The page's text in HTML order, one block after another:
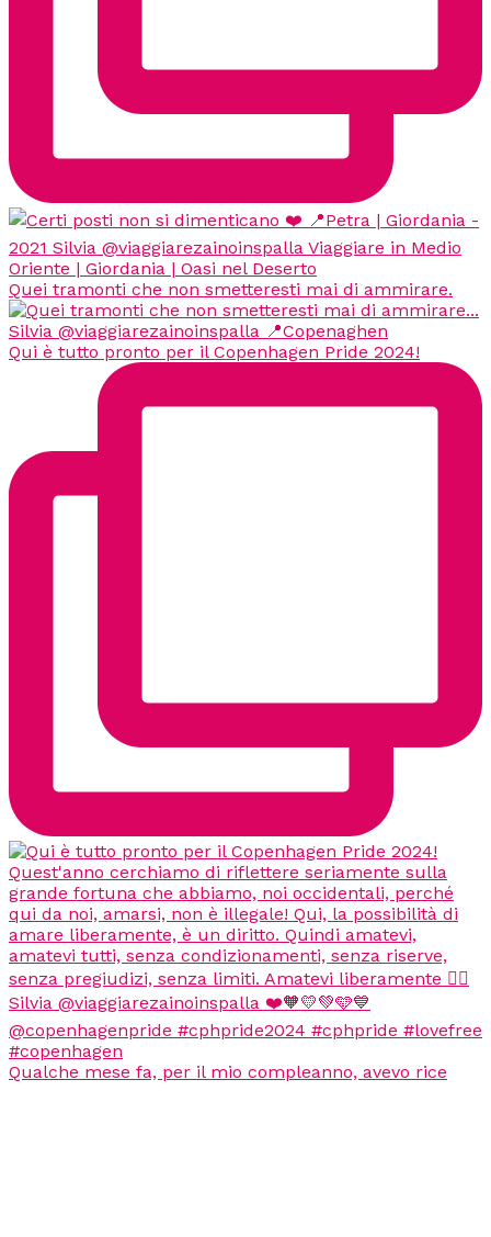
Quei tramonti che non smetteresti mai di ammirare.
Qui è tutto pronto per il Copenhagen Pride 2024!
Qualche mese fa, per il mio compleanno, avevo rice